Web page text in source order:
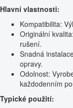
Hlavní vlastnosti:
Kompatibilita:
Originální
rušení.
Snadná
opravy.
Odolnost:
každodenním
Typické použití: